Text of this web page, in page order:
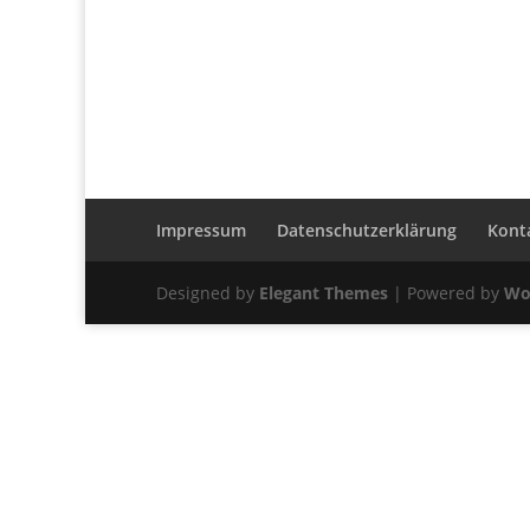
Impressum Datenschutzerklärung
Designed by Elegant Themes | Powered by